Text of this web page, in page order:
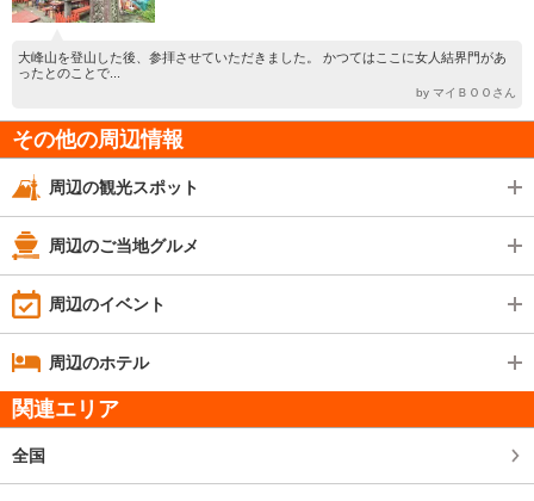
大峰山を登山した後、参拝させていただきました。 かつてはここに女人結界門があ
ったとのことで...
by マイＢＯＯさん
その他の周辺情報
周辺の観光スポット
周辺のご当地グルメ
周辺のイベント
周辺のホテル
関連エリア
全国